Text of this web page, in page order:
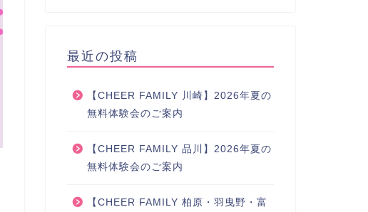
最近の投稿
【CHEER FAMILY 川崎】2026年夏の
無料体験会のご案内
【CHEER FAMILY 品川】2026年夏の
無料体験会のご案内
【CHEER FAMILY 柏原・羽曳野・富